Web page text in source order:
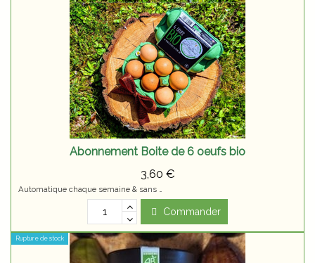
Abonnement Boite de 6 oeufs bio
3,60 €
Automatique chaque semaine & sans engagement
Commander
Rupture de stock